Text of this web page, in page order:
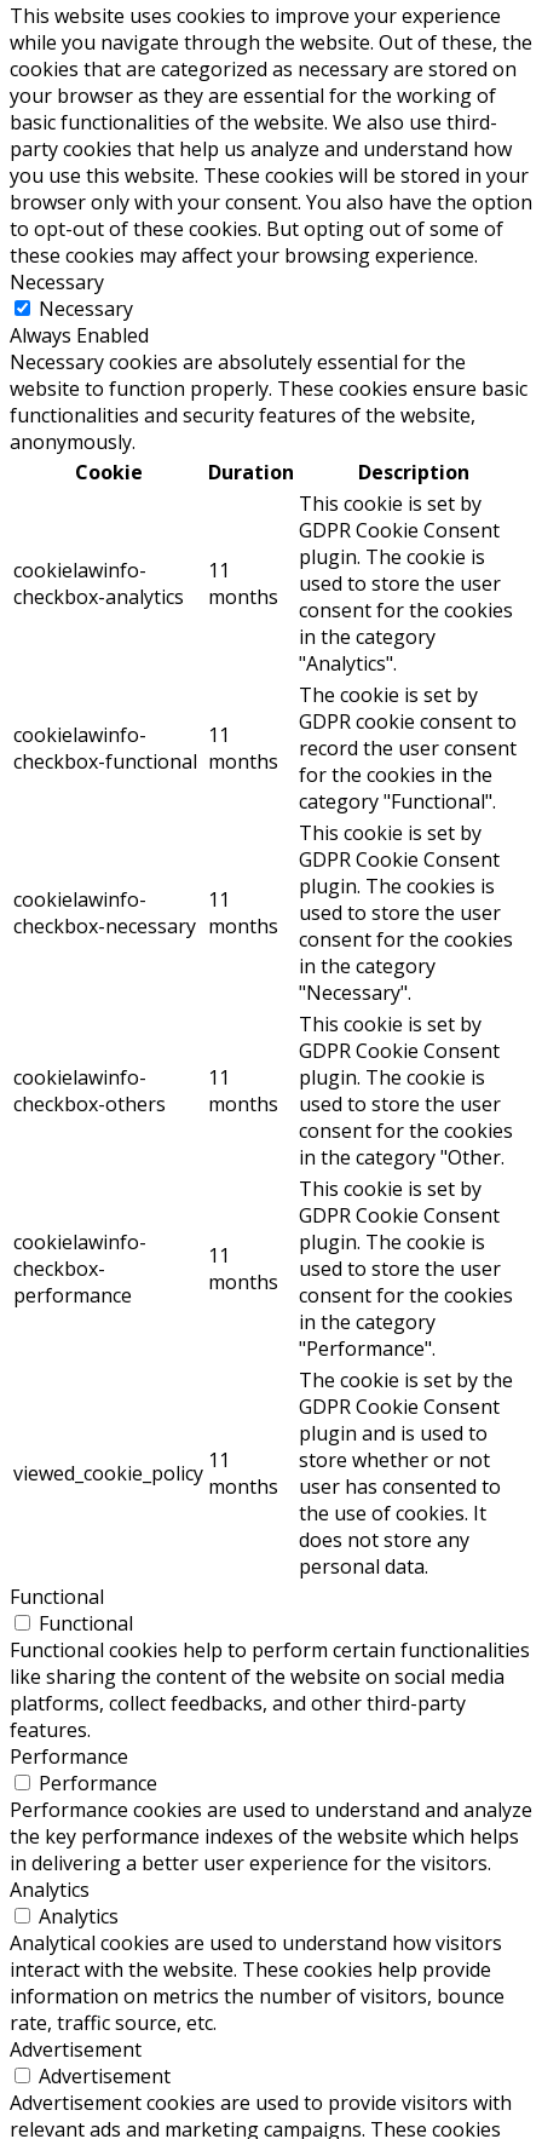
This website uses cookies to improve your experience
while you navigate through the website. Out of these, the
cookies that are categorized as necessary are stored on
your browser as they are essential for the working of
basic functionalities of the website. We also use third-
party cookies that help us analyze and understand how
you use this website. These cookies will be stored in your
browser only with your consent. You also have the option
to opt-out of these cookies. But opting out of some of
these cookies may affect your browsing experience.
Necessary
Necessary
Always Enabled
Necessary cookies are absolutely essential for the
website to function properly. These cookies ensure basic
functionalities and security features of the website,
anonymously.
Cookie
Duration Description
cookielawinfo-
checkbox-analytics
11
months
This cookie is set by
GDPR Cookie Consent
plugin. The cookie is
used to store the user
consent for the cookies
in the category
"Analytics".
cookielawinfo-
checkbox-functional
11
months
The cookie is set by
GDPR cookie consent to
record the user consent
for the cookies in the
category "Functional".
cookielawinfo-
checkbox-necessary
11
months
This cookie is set by
GDPR Cookie Consent
plugin. The cookies is
used to store the user
consent for the cookies
in the category
"Necessary".
cookielawinfo-
checkbox-others
11
months
This cookie is set by
GDPR Cookie Consent
plugin. The cookie is
used to store the user
consent for the cookies
in the category "Other.
cookielawinfo-
checkbox-
performance
11
months
This cookie is set by
GDPR Cookie Consent
plugin. The cookie is
used to store the user
consent for the cookies
in the category
"Performance".
viewed_cookie_policy 11
months
The cookie is set by the
GDPR Cookie Consent
plugin and is used to
store whether or not
user has consented to
the use of cookies. It
does not store any
personal data.
Functional
Functional
Functional cookies help to perform certain functionalities
like sharing the content of the website on social media
platforms, collect feedbacks, and other third-party
features.
Performance
Performance
Performance cookies are used to understand and analyze
the key performance indexes of the website which helps
in delivering a better user experience for the visitors.
Analytics
Analytics
Analytical cookies are used to understand how visitors
interact with the website. These cookies help provide
information on metrics the number of visitors, bounce
rate, traffic source, etc.
Advertisement
Advertisement
Advertisement cookies are used to provide visitors with
relevant ads and marketing campaigns. These cookies